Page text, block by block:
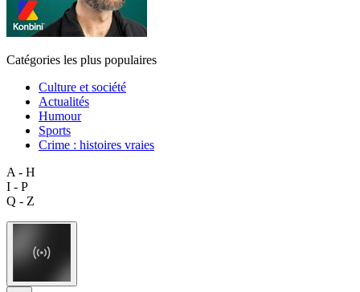
Catégories les plus populaires
Culture et société
Actualités
Humour
Sports
Crime : histoires vraies
A - H
I - P
Q - Z